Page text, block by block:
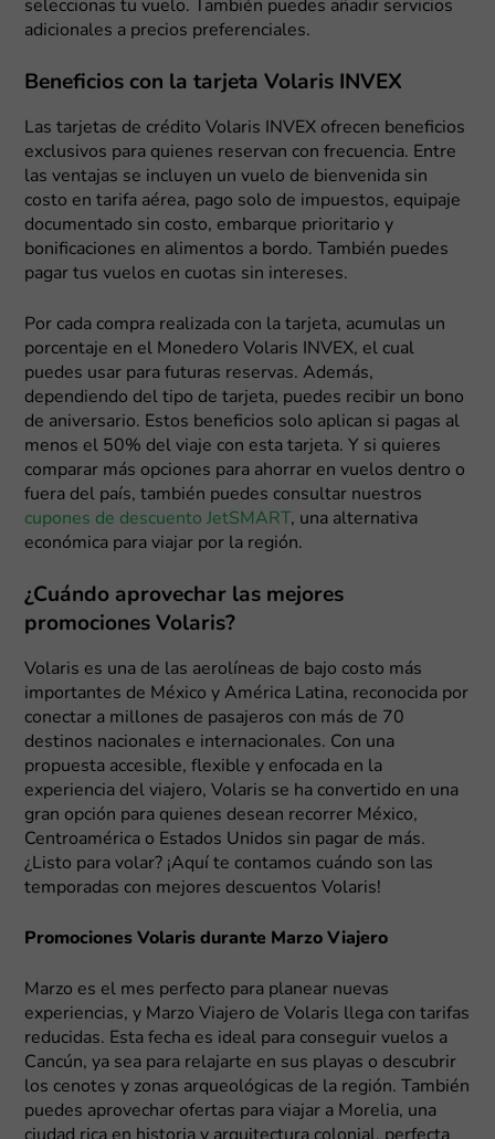
seleccionas tu vuelo. También puedes añadir servicios
adicionales a precios preferenciales.
Beneficios con la tarjeta Volaris INVEX
Las tarjetas de crédito Volaris INVEX ofrecen beneficios
exclusivos para quienes reservan con frecuencia. Entre
las ventajas se incluyen un vuelo de bienvenida sin
costo en tarifa aérea, pago solo de impuestos, equipaje
documentado sin costo, embarque prioritario y
bonificaciones en alimentos a bordo. También puedes
pagar tus vuelos en cuotas sin intereses.
Por cada compra realizada con la tarjeta, acumulas un
porcentaje en el Monedero Volaris INVEX, el cual
puedes usar para futuras reservas. Además,
dependiendo del tipo de tarjeta, puedes recibir un bono
de aniversario. Estos beneficios solo aplican si pagas al
menos el 50% del viaje con esta tarjeta. Y si quieres
comparar más opciones para ahorrar en vuelos dentro o
fuera del país, también puedes consultar nuestros
cupones de descuento JetSMART , una alternativa
económica para viajar por la región.
¿Cuándo aprovechar las mejores
promociones Volaris?
Volaris es una de las aerolíneas de bajo costo más
importantes de México y América Latina, reconocida por
conectar a millones de pasajeros con más de 70
destinos nacionales e internacionales. Con una
propuesta accesible, flexible y enfocada en la
experiencia del viajero, Volaris se ha convertido en una
gran opción para quienes desean recorrer México,
Centroamérica o Estados Unidos sin pagar de más.
¿Listo para volar? ¡Aquí te contamos cuándo son las
temporadas con mejores descuentos Volaris!
Promociones Volaris durante Marzo Viajero
Marzo es el mes perfecto para planear nuevas
experiencias, y Marzo Viajero de Volaris llega con tarifas
reducidas. Esta fecha es ideal para conseguir vuelos a
Cancún, ya sea para relajarte en sus playas o descubrir
los cenotes y zonas arqueológicas de la región. También
puedes aprovechar ofertas para viajar a Morelia, una